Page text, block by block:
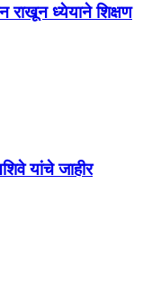
राखून ध्येयाने शिक्षण
यांचे जाहीर